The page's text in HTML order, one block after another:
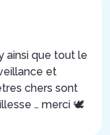
ainsi que tout le
et
chers sont
… merci 🕊️